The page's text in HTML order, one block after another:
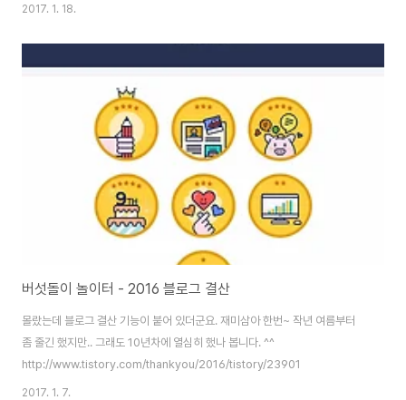
2017. 1. 18.
버섯돌이 놀이터 - 2016 블로그 결산
몰랐는데 블로그 결산 기능이 붙어 있더군요. 재미삼아 한번~ 작년 여름부터
좀 줄긴 했지만.. 그래도 10년차에 열심히 했나 봅니다. ^^
http://www.tistory.com/thankyou/2016/tistory/23901
2017. 1. 7.